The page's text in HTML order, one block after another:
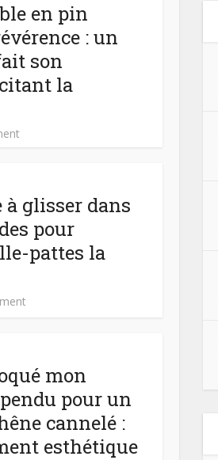
en pin
: un
son
la
à glisser dans
pour
pattes la
mon
pour un
cannelé :
esthétique